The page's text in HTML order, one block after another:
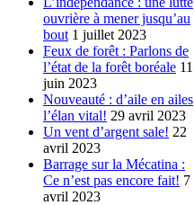
ouvrière à mener jusqu’au
bout 1 juillet 2023
Feux de forêt : Parlons de
l’état de la forêt boréale 11
juin 2023
Nouveauté : d’aile en ailes
l’élan vital! 29 avril 2023
Un vent d’argent sale! 22
avril 2023
Barrage sur la Mécatina :
Ce n’est pas encore fait! 7
avril 2023